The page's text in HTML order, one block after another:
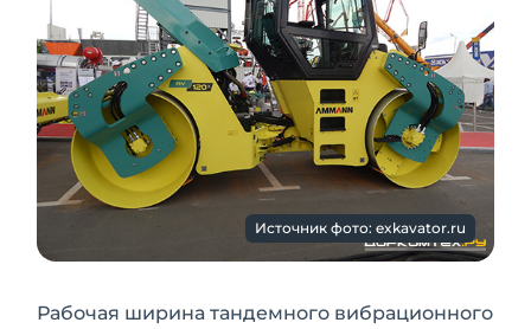
Источник фото: exkavator.ru
Рабочая ширина тандемного вибрационного